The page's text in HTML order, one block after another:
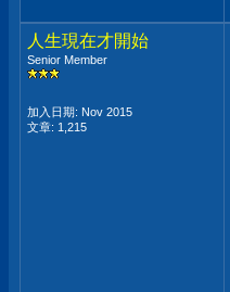
人生現在才開始
Senior Member
加入日期: Nov 2015
文章: 1,215